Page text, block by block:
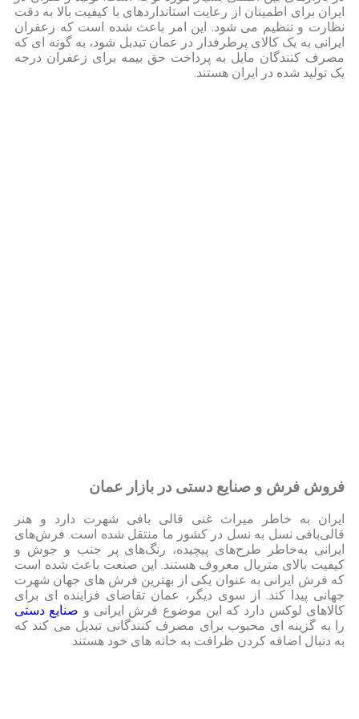
ایران برای اطمینان از رعایت استانداردهای با کیفیت بالا به دقت
نظارت و تنظیم می شود. این امر باعث شده است که زعفران
ایرانی به یک کالای پرطرفدار در عمان تبدیل شود، به گونه ای که
مصرف کنندگان مایل به پرداخت حق بیمه برای زعفران درجه
یک تولید شده در ایران هستند.
فروش فرش و صنایع دستی در بازار عمان
ایران به خاطر میراث غنی قالی بافی شهرت دارد و هنر
قالی‌بافی نسل‌ به نسل‌ در کشور ما منتقل شده است. فرش‌های
ایرانی به‌خاطر طرح‌های پیچیده، رنگ‌های پر جنب و جوش و
کیفیت بالای متریال معروف هستند. این صنعت باعث شده است
که فرش ایرانی به عنوان یکی از بهترین فرش های جهان شهرت
جهانی پیدا کند. از سوی دیگر، عمان تقاضای فزاینده ای برای
کالاهای لوکس دارد که این موضوع فرش ایرانی و صنایع دستی
را به گزینه ای محبوب برای مصرف کنندگانی تبدیل می کند که
به دنبال اضافه کردن ظرافت به خانه های خود هستند.